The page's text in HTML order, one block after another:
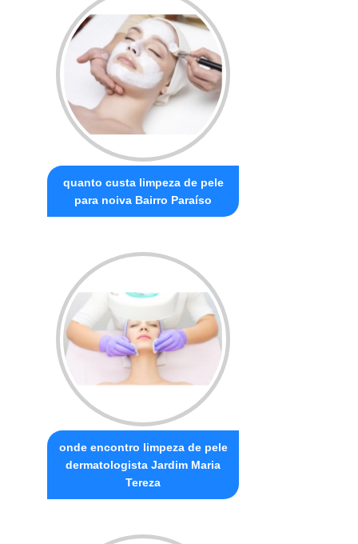
quanto custa limpeza de pele
para noiva Bairro Paraíso
onde encontro limpeza de pele
dermatologista Jardim Maria
Tereza